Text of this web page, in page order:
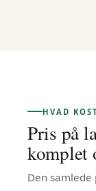
HVAD
Pris på
komplet
Den